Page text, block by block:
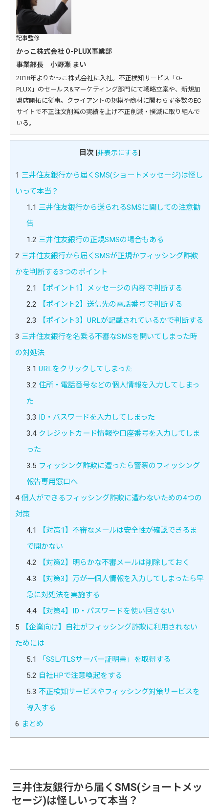
記事監修
かっこ株式会社 O-PLUX事業部
事業部長 小野瀬 まい
2018年よりかっこ株式会社に入社。不正検知サービス「O-
PLUX」のセールス&マーケティング部門にて戦略立案や、新規加
盟店開拓に従事。クライアントの規模や商材に関わらず多数のEC
サイトで不正注文削減の実績を上げ不正削減・撲滅に取り組んで
いる。
目次 [非表示にする]
1 三井住友銀行から届くSMS(ショートメッセージ)は怪し
いって本当？
1.1 三井住友銀行から送られるSMSに関しての注意勧
告
1.2 三井住友銀行の正規SMSの場合もある
2 三井住友銀行から届くSMSが正規かフィッシング詐欺
かを判断する3つのポイント
2.1
【ポイント1】メッセージの内容で判断する
2.2 【ポイント2】送信先の電話番号で判断する
2.3 【ポイント3】URLが記載されているかで判断する
3 三井住友銀行を名乗る不審なSMSを開いてしまった時
の対処法
3.1 URLをクリックしてしまった
3.2 住所・電話番号などの個人情報を入力してしまっ
た
3.3 ID・パスワードを入力してしまった
3.4クレジットカード情報や口座番号を入力してしま
った
3.5 フィッシング詐欺に遭ったら警察のフィッシング
報告専用窓口へ
4 個人ができるフィッシング詐欺に遭わないための4つの
対策
4.1
【対策1】不審なメールは安全性が確認できるま
で開かない
4.2 【対策2】明らかな不審メールは削除しておく
4.3 【対策3】万が一個人情報を入力してしまったら早
急に対処法を実施する
4.4【対策4】ID・パスワードを使い回さない
5 【企業向け】自社がフィッシング詐欺に利用されない
ためには
5.1
「SSL/TLSサーバー証明書」を取得する
5.2 自社HPで注意喚起をする
5.3 不正検知サービスやフィッシング対策サービスを
導入する
6 まとめ
三井住友銀行から届くSMS(ショートメッ
セージ)は怪しいって本当？